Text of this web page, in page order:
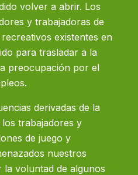
volver a abrir. Los
y trabajadoras de
existentes en
para trasladar a la
preocupación por el
derivadas de la
trabajadores y
de juego y
nuestros
voluntad de algunos